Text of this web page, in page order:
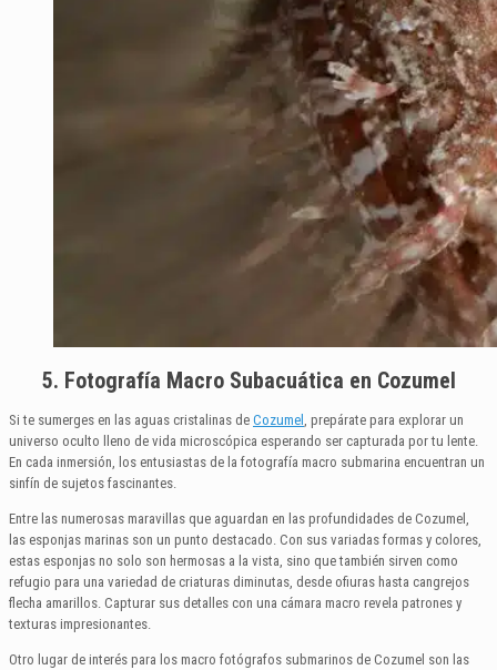
5. Fotografía Macro Subacuática en Cozumel
Si te sumerges en las aguas cristalinas de Cozumel , prepárate para explorar un
universo oculto lleno de vida microscópica esperando ser capturada por tu lente.
En cada inmersión, los entusiastas de la fotografía macro submarina encuentran un
sinfín de sujetos fascinantes.
Entre las numerosas maravillas que aguardan en las profundidades de Cozumel,
las esponjas marinas son un punto destacado. Con sus variadas formas y colores,
estas esponjas no solo son hermosas a la vista, sino que también sirven como
refugio para una variedad de criaturas diminutas, desde ofiuras hasta cangrejos
flecha amarillos. Capturar sus detalles con una cámara macro revela patrones y
texturas impresionantes.
Otro lugar de interés para los macro fotógrafos submarinos de Cozumel son las